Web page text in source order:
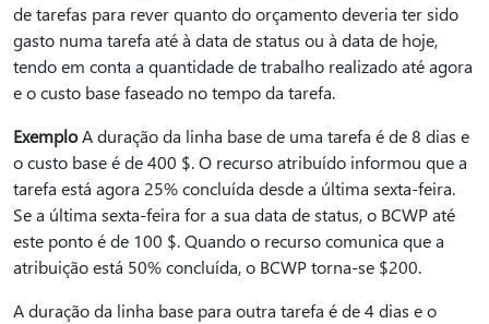
de tarefas para rever quanto do orçamento deveria ter sido
gasto numa tarefa até à data de status ou à data de hoje,
tendo em conta a quantidade de trabalho realizado até agora
e o custo base faseado no tempo da tarefa.
ExemploA duração da linha base de uma tarefa é de 8 dias e
o custo base é de 400 $. O recurso atribuído informou que a
tarefa está agora 25% concluída desde a última sexta-feira.
Se a última sexta-feira for a sua data de status, o BCWP até
este ponto é de 100 $. Quando o recurso comunica que a
atribuição está 50% concluída, o BCWP torna-se $200.
A duração da linha base para outra tarefa é de 4 dias e o